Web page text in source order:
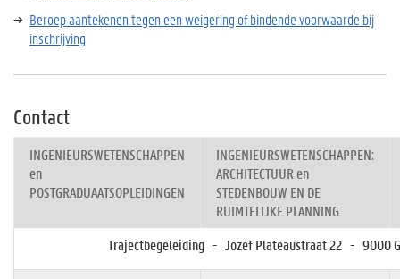
Beroep aantekenen tegen een weigering of bindende voorwaarde bij
inschrijving
Contact
INGENIEURSWETENSCHAPPEN
en
POSTGRADUAATSOPLEIDINGEN
INGENIEURSWETENSCHAPPEN:
ARCHITECTUUR en
STEDENBOUW EN DE
RUIMTELIJKE PLANNING
Trajectbegeleiding - Jozef Plateaustraat 22 - 9000